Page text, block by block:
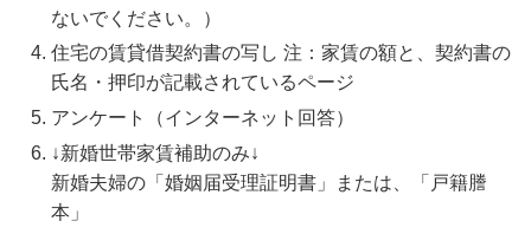
ないでください。）
住宅の賃貸借契約書の写し 注：家賃の額と、契約書の
氏名・押印が記載されているページ
アンケート（インターネット回答）
↓新婚世帯家賃補助のみ↓
新婚夫婦の「婚姻届受理証明書」または、「戸籍謄
本」